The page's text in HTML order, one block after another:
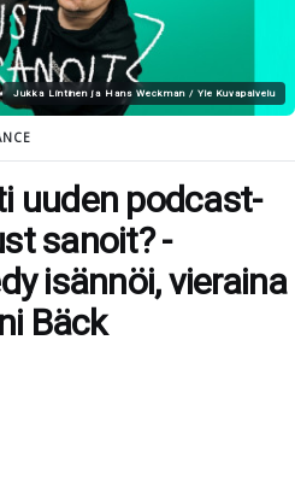
Jukka Lintinen ja Hans Weckman / Yle Kuvapalvelu
uuden podcast-
sanoit? -
isännöi, vieraina
Bäck